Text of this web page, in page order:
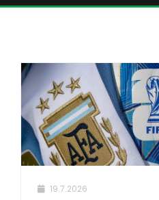
DO DOMU
QUIZY
GRY
SUBSKRYPCJA
19.7.2026